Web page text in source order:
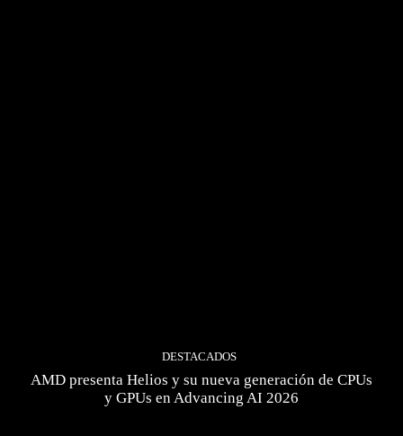
DESTACADOS
AMD presenta Helios y su nueva generación de CPUs
y GPUs en Advancing AI 2026